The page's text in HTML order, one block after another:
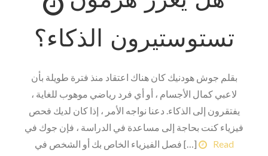
Files
تستوستيرون الذكاء؟
بقلم جوش هودنيك كان هناك اعتقاد منذ فترة طويلة بأن
لاعبي كمال الأجسام ، أو أي فرد رياضي موهوب للغاية ،
يفتقرون إلى الذكاء. دعنا نواجه الأمر ، إذا كان لديك فحص
فيزياء كنت بحاجة إلى مساعدة في الدراسة ، فإن جوك في
فصل الفيزياء الخاص بك أو الشخص في […]
Read